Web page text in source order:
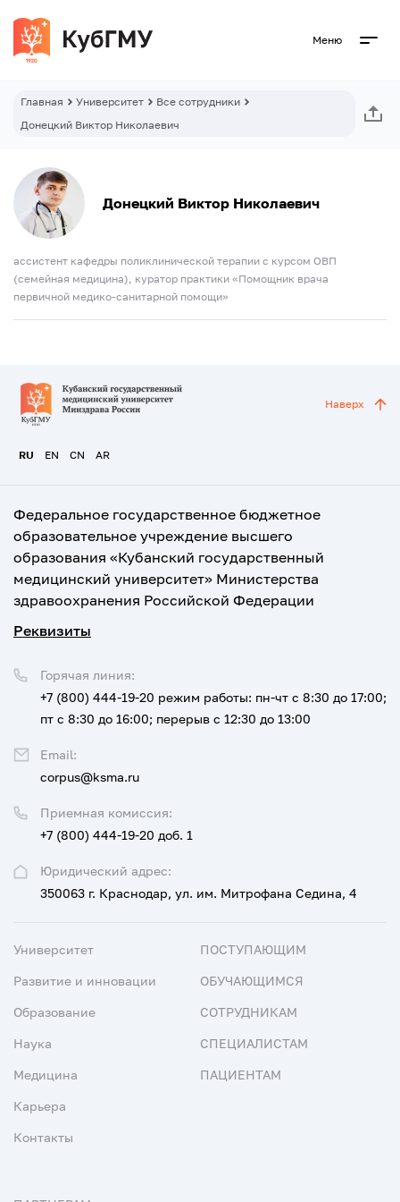
Меню
Главная Университет
Все сотрудники
Донецкий Виктор Николаевич
Донецкий Виктор Николаевич
ассистент кафедры поликлинической терапии с курсом ОВП
(семейная медицина), куратор практики «Помощник врача
первичной медико-санитарной помощи»
RU EN CN AR
Наверх
Федеральное государственное бюджетное
образовательное учреждение высшего
образования «Кубанский государственный
медицинский университет» Министерства
здравоохранения Российской Федерации
Реквизиты
Юридический адрес:
350063 г. Краснодар, ул. им. Митрофана Седина, 4
Приемная комиссия:
+7 (800) 444-19-20 доб. 1
Горячая линия:
+7 (800) 444-19-20 режим работы: пн-чт с 8:30 до 17:00;
пт с 8:30 до 16:00; перерыв с 12:30 до 13:00
Email:
corpus@ksma.ru
Университет
Развитие и инновации
Образование
Наука
Медицина
Карьера
Контакты
ПОСТУПАЮЩИМ
ОБУЧАЮЩИМСЯ
СОТРУДНИКАМ
СПЕЦИАЛИСТАМ
ПАЦИЕНТАМ